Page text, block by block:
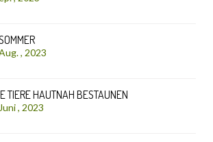
, 2023
TIERE HAUTNAH BESTAUNEN
, 2023